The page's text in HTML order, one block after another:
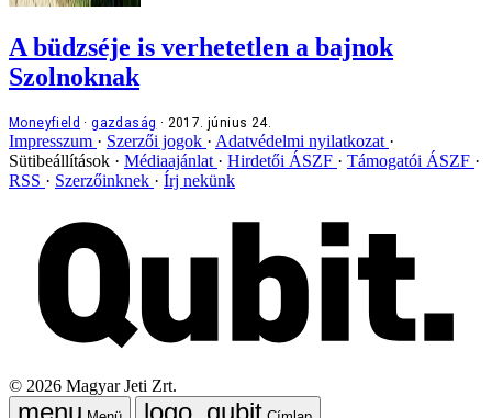
A büdzséje is verhetetlen a bajnok
Szolnoknak
Moneyfield gazdaság 2017. június 24.
Impresszum Szerzői jogok
Adatvédelmi nyilatkozat
Sütibeállítások
Médiaajánlat Hirdetői ÁSZF
Támogatói ÁSZF
RSS
Szerzőinknek Írj nekünk
© 2026 Magyar Jeti Zrt.